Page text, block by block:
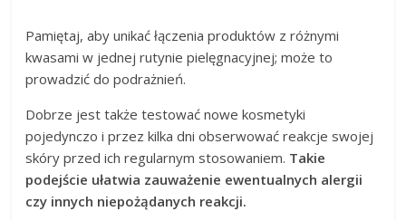
Pamiętaj, aby unikać łączenia produktów z różnymi
kwasami w jednej rutynie pielęgnacyjnej; może to
prowadzić do podrażnień.
Dobrze jest także testować nowe kosmetyki
pojedynczo i przez kilka dni obserwować reakcje swojej
skóry przed ich regularnym stosowaniem. Takie
podejście ułatwia zauważenie ewentualnych alergii
czy innych niepożądanych reakcji.